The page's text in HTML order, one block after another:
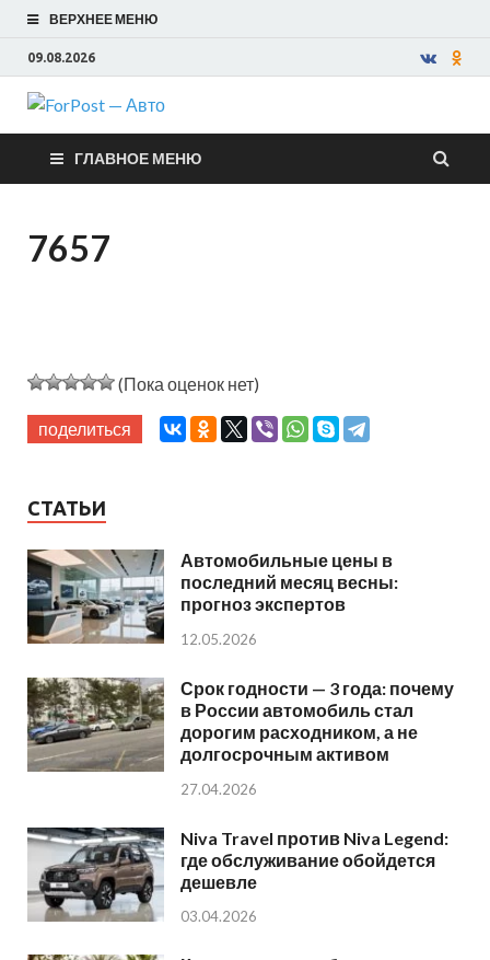
ВЕРХНЕЕ МЕНЮ
09.08.2026
ForPost —
Авто
ГЛАВНОЕ МЕНЮ
7657
(Пока оценок нет)
поделиться
СТАТЬИ
Автомобильные цены в
последний месяц весны:
прогноз экспертов
12.05.2026
Срок годности — 3 года: почему
в России автомобиль стал
дорогим расходником, а не
долгосрочным активом
27.04.2026
Niva Travel против Niva Legend:
где обслуживание обойдется
дешевле
03.04.2026